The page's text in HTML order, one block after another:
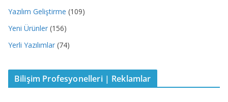
Yazılım Geliştirme (109)
Yeni Ürünler (156)
Yerli Yazılımlar (74)
Bilişim Profesyonelleri | Reklamlar